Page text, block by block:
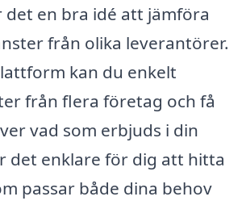
det en bra idé att jämföra
från olika leverantörer.
kan du enkelt
från flera företag och få
vad som erbjuds i din
det enklare för dig att hitta
passar både dina behov